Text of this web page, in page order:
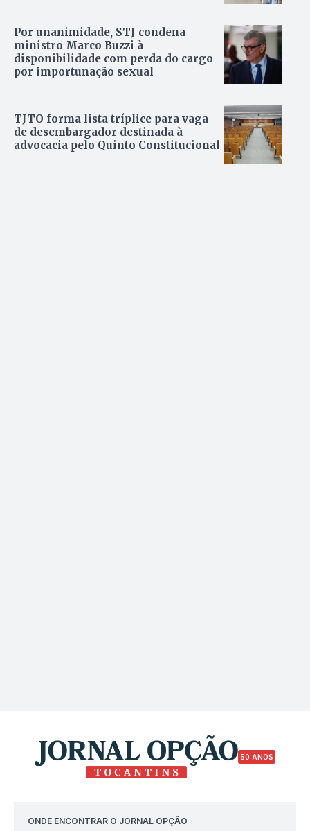
Por unanimidade, STJ condena
ministro Marco Buzzi à
disponibilidade com perda do cargo
por importunação sexual
TJTO forma lista tríplice para vaga
de desembargador destinada à
advocacia pelo Quinto Constitucional
50 ANOS
ONDE ENCONTRAR O JORNAL OPÇÃO